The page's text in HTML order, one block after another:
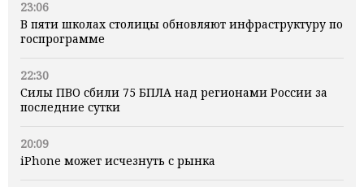
23:06
В пяти школах столицы обновляют инфраструктуру по
госпрограмме
22:30
Силы ПВО сбили 75 БПЛА над регионами России за
последние сутки
20:09
iPhone может исчезнуть с рынка